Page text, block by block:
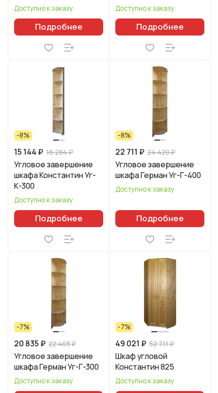
Доступно к заказу
Подробнее
Доступно к заказу
Подробнее
-8%
15 144 ₽ 16 284 ₽
Угловое завершение
шкафа Константин Уг-
К-300
Доступно к заказу
Подробнее
-8%
22 711 ₽ 24 420 ₽
Угловое завершение
шкафа Герман Уг-Г-400
Доступно к заказу
Подробнее
-7%
20 835 ₽ 22 403 ₽
Угловое завершение
шкафа Герман Уг-Г-300
Доступно к заказу
-7%
49 021 ₽ 52 711 ₽
Шкаф угловой
Константин 825
Доступно к заказу